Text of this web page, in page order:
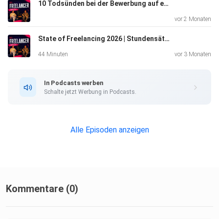
Maria:
Kreativpreneur Podcast:
https://kite.link/kreativpreneurpodcast
Website:
Textagentur:
10 Todsünden bei der Bewerbung auf ein Freelance Projekt | Mit Manuel Meurer
vor 2 Monaten
State of Freelancing 2026 | Stundensätze, Trends & Daten der größten Branchenstudie
44 Minuten vor 3 Monaten
In Podcasts werben
Schalte jetzt Werbung in Podcasts.
Alle Episoden anzeigen
Kommentare (0)